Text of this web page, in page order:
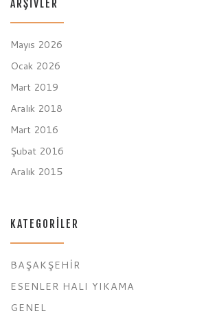
ARŞIVLER
Mayıs 2026
Ocak 2026
Mart 2019
Aralık 2018
Mart 2016
Şubat 2016
Aralık 2015
KATEGORILER
BAŞAKŞEHIR
ESENLER HALI YIKAMA
GENEL